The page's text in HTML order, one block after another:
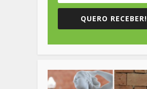
QUERO RECEBER!